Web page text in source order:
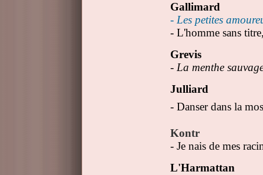
Gallimard
- Les petites
- L'homme sans
Grevis
- La menthe
Julliard
- Danser dans la
Kontr
- Je nais de mes
L'Harmattan